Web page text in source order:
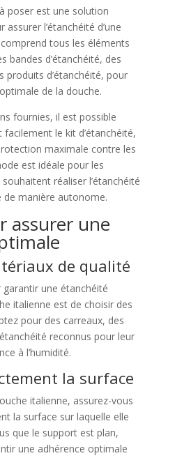
poser est une solution
l’étanchéité d’une
tous les éléments
bandes d’étanchéité, des
produits d’étanchéité, pour
de la douche.
fournies, il est possible
facilement le kit d’étanchéité,
maximale contre les
est idéale pour les
réaliser l’étanchéité
de manière autonome.
assurer une
de qualité
une étanchéité
italienne est de choisir des
pour des carreaux, des
reconnus pour leur
à l’humidité.
la surface
italienne, assurez-vous
la surface sur laquelle elle
que le support est plan,
une adhérence optimale